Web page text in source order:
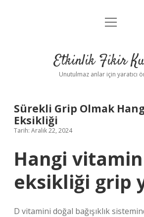
Anasayfa
Yasal Uyarı
menüyü
Etkinlik Fikir
Unutulmaz anlar için yaratıcı
Sürekli Grip Olmak
Eksikliği
Tarih: Aralık 22, 2024
Hangi vitamin
eksikliği grip
D vitamini doğal bağışıklık